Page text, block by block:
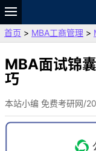
题库
故事
VIP
资料
首页 > MBA工商管理 >
MBA面试锦
巧
本站小编 免费考研网/